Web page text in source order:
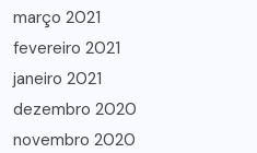
março 2021
fevereiro 2021
janeiro 2021
dezembro 2020
novembro 2020